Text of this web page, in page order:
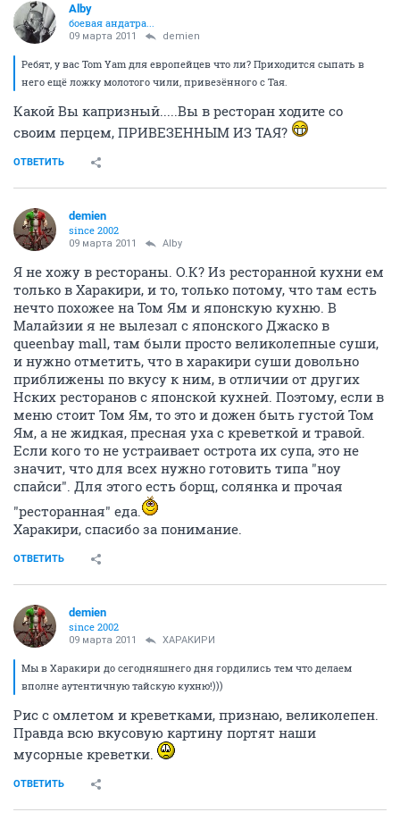
Alby
боевая андатра...
09 марта 2011 demien
Ребят, у вас Tom Yam для европейцев что ли? Приходится сыпать в
него ещё ложку молотого чили, привезённого с Тая.
Какой Вы капризный.....Вы в ресторан ходите со
своим перцем, ПРИВЕЗЕННЫМ ИЗ ТАЯ?
ОТВЕТИТЬ
demien
since 2002
09 марта 2011 Alby
Я не хожу в рестораны. О.К? Из ресторанной кухни ем
только в Харакири, и то, только потому, что там есть
нечто похожее на Том Ям и японскую кухню. В
Малайзии я не вылезал с японского Джаско в
queenbay mall, там были просто великолепные суши,
и нужно отметить, что в харакири суши довольно
приближены по вкусу к ним, в отличии от других
Нских ресторанов с японской кухней. Поэтому, если в
меню стоит Том Ям, то это и дожен быть густой Том
Ям, а не жидкая, пресная уха с креветкой и травой.
Если кого то не устраивает острота их супа, это не
значит, что для всех нужно готовить типа "ноу
спайси". Для этого есть борщ, солянка и прочая
"ресторанная" еда.
Харакири, спасибо за понимание.
ОТВЕТИТЬ
demien
since 2002
09 марта 2011 ХАРАКИРИ
Мы в Харакири до сегодняшнего дня гордились тем что делаем
вполне аутентичную тайскую кухню!)))
Рис с омлетом и креветками, признаю, великолепен.
Правда всю вкусовую картину портят наши
мусорные креветки.
ОТВЕТИТЬ